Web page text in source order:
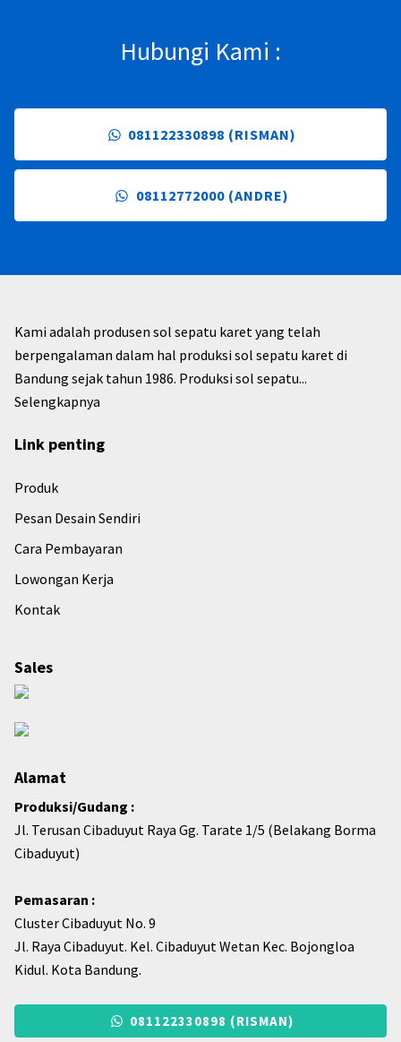
Hubungi Kami :
081122330898 (RISMAN)
08112772000 (ANDRE)
Kami adalah produsen sol sepatu karet yang telah
berpengalaman dalam hal produksi sol sepatu karet di
Bandung sejak tahun 1986. Produksi sol sepatu...
Selengkapnya
Link penting
Produk
Pesan Desain Sendiri
Cara Pembayaran
Lowongan Kerja
Kontak
Sales
Alamat
Produksi/Gudang :
Jl. Terusan Cibaduyut Raya Gg. Tarate 1/5 (Belakang Borma
Cibaduyut)
Pemasaran :
Cluster Cibaduyut No. 9
Jl. Raya Cibaduyut. Kel. Cibaduyut Wetan Kec. Bojongloa
Kidul. Kota Bandung.
081122330898 (RISMAN)